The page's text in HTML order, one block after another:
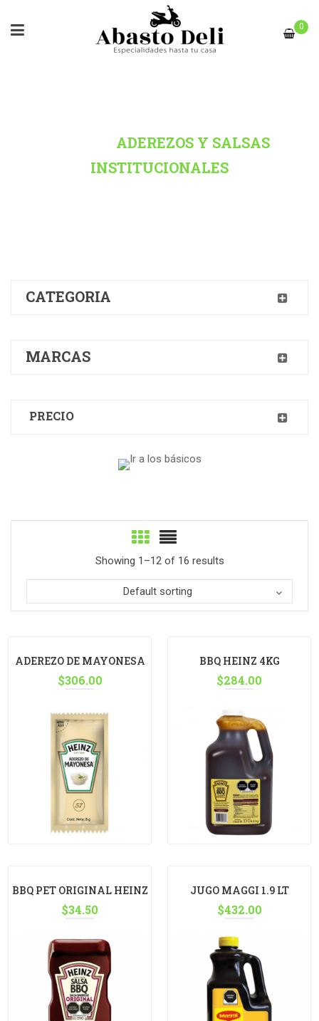
0
ADEREZOS Y SALSAS
INSTITUCIONALES
CATEGORIA
MARCAS
PRECIO
Showing 1–12 of 16 results
Default sorting
ADEREZO DE MAYONESA
HEINZ 8G C/500 PORCION
$306.00
BBQ HEINZ 4KG
$284.00
BBQ PET ORIGINAL HEINZ
390G
$34.50
JUGO MAGGI 1.9 LT
$432.00